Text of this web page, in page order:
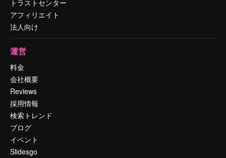
トラストセンター
アフィリエイト
法人向け
運営
料金
会社概要
Reviews
採用情報
検索トレンド
ブログ
イベント
Slidesgo